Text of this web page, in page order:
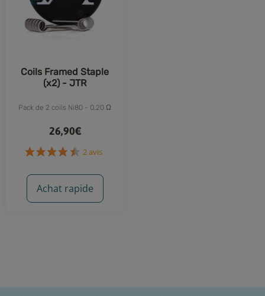
Coils Framed Staple
(x2) - JTR
Pack de 2 coils Ni80 - 0,20 Ω
26,90€
Achat rapide